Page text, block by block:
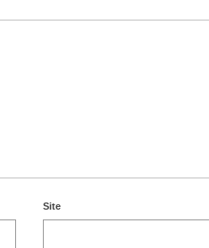
Site